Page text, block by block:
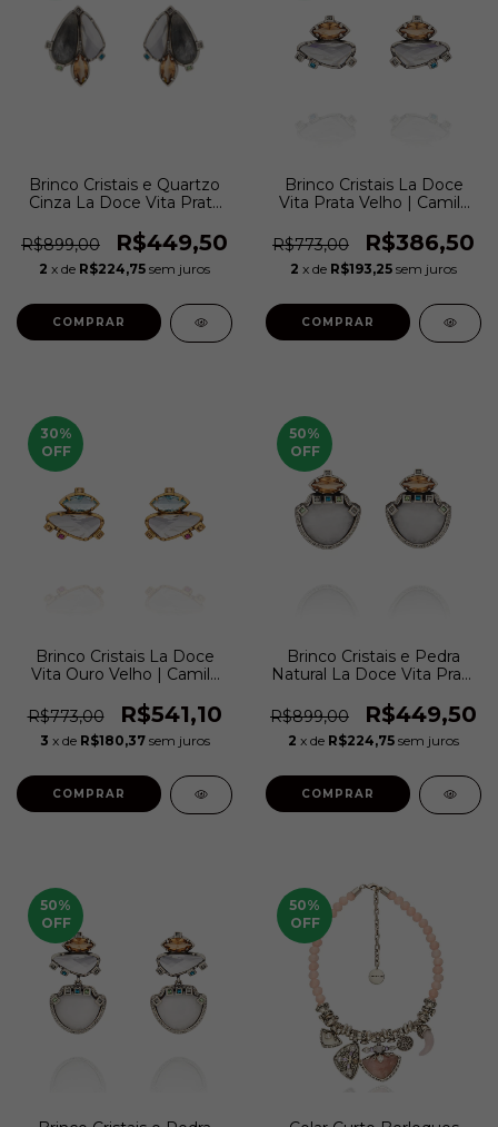
Brinco Cristais e Quartzo
Cinza La Doce Vita Prata
R$899,00
R$449,50
2 x de R$224,75 sem juros
COMPRAR
Brinco Cristais La Doce
Vita Prata Velho | Camila
R$773,00
R$386,50
2 x de R$193,25 sem juros
COMPRAR
30%
OFF
Brinco Cristais La Doce
Vita Ouro Velho | Camila
R$773,00
R$541,10
3 x de R$180,37 sem juros
COMPRAR
50%
OFF
Brinco Cristais e Pedra
Natural La Doce Vita Prata
R$899,00
R$449,50
2 x de R$224,75 sem juros
COMPRAR
50%
OFF
50%
OFF